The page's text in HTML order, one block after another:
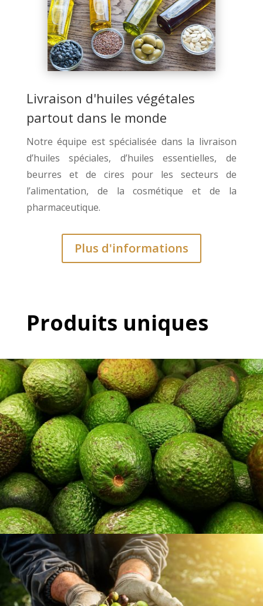
Livraison d'huiles végétales
partout dans le monde
Notre équipe est spécialisée dans la livraison
d’huiles spéciales, d’huiles essentielles, de
beurres et de cires pour les secteurs de
l’alimentation, de la cosmétique et de la
pharmaceutique.
Plus d'informations
Produits uniques